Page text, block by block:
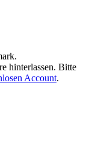
hinterlassen. Bitte
Account.